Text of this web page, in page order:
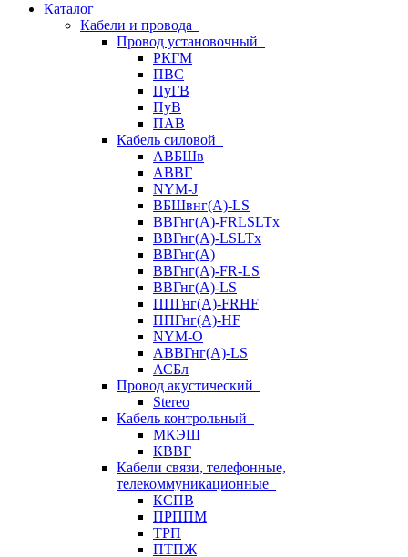
Каталог
Кабели и провода
Провод установочный
РКГМ
ПВС
ПуГВ
ПуВ
ПАВ
Кабель силовой
АВБШв
АВВГ
NYM-J
ВБШвнг(А)-LS
ВВГнг(A)-FRLSLTx
ВВГнг(A)-LSLTx
ВВГнг(А)
ВВГнг(А)-FR-LS
ВВГнг(А)-LS
ППГнг(А)-FRHF
ППГнг(А)-HF
NYM-O
АВВГнг(А)-LS
АСБл
Провод акустический
Stereo
Кабель контрольный
МКЭШ
КВВГ
Кабели связи, телефонные,
телекоммуникационные
КСПВ
ПРППМ
ТРП
ПТПЖ